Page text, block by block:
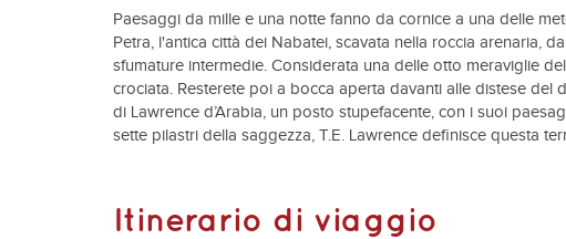
Paesaggi da mille e una notte fanno da cornice a una delle
Petra, l'antica città dei Nabatei, scavata nella roccia arenaria,
sfumature intermedie. Considerata una delle otto meraviglie
crociata. Resterete poi a bocca aperta davanti alle distese del
di Lawrence d’Arabia, un posto stupefacente, con i suoi
sette pilastri della saggezza, T.E. Lawrence definisce questa
Itinerario di viaggio